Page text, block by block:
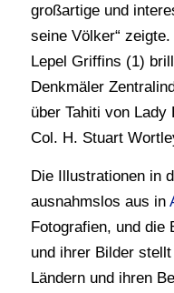
großartige und
seine Völker“
Lepel Griffins (1)
Denkmäler
über Tahiti von
Col. H. Stuart
Die Illustrationen in
ausnahmslos aus in
Fotografien, und die
und ihrer Bilder
Ländern und ihren